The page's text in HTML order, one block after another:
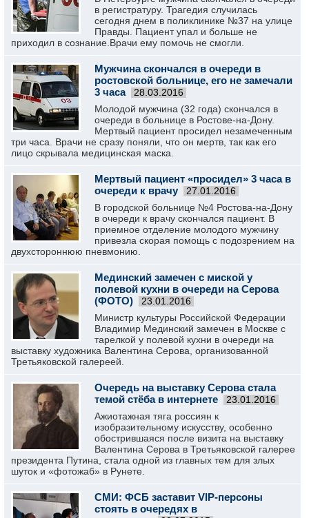
в регистратуру. Трагедия случилась
сегодня днем в поликлинике №37 на улице
Правды. Пациент упал и больше не
приходил в сознание.Врачи ему помочь не смогли.
Мужчина скончался в очереди в
ростовской больнице, его не замечали
3 часа
28.03.2016
Молодой мужчина (32 года) скончался в
очереди в больнице в Ростове-на-Дону.
Мертвый пациент просидел незамеченным
три часа. Врачи не сразу поняли, что он мертв, так как его
лицо скрывала медицинская маска.
Мертвый пациент «просидел» 3 часа в
очереди к врачу
27.01.2016
В городской больнице №4 Ростова-на-Дону
в очереди к врачу скончался пациент. В
приемное отделение молодого мужчину
привезла скорая помощь с подозрением на
двухстороннюю пневмонию.
Мединский замечен с миской у
полевой кухни в очереди на Серова
(ФОТО)
23.01.2016
Министр культуры Российской Федерации
Владимир Мединский замечен в Москве с
тарелкой у полевой кухни в очереди на
выставку художника Валентина Серова, организованной
Третьяковской галереей.
Очередь на выставку Серова стала
темой стёба в интернете
23.01.2016
Ажиотажная тяга россиян к
изобразительному искусству, особенно
обострившаяся после визита на выставку
Валентина Серова в Третьяковской галерее
президента Путина, стала одной из главных тем для злых
шуток и «фотожаб» в Рунете.
СМИ: ФСБ заставит VIP-персоны
стоять в очередях в